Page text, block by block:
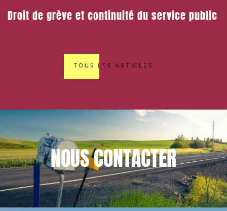
Droit de grève et continuité du service public
TOUS LES ARTICLES
NOUSCONTACTER